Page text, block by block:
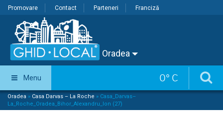
Promovare Contact Parteneri Franciză
Oradea
0° C
Menu
Oradea » Casa Darvas – La Roche » Casa_Darvas–
La_Roche_Oradea_Bihor_Alexandru_Ion (27)